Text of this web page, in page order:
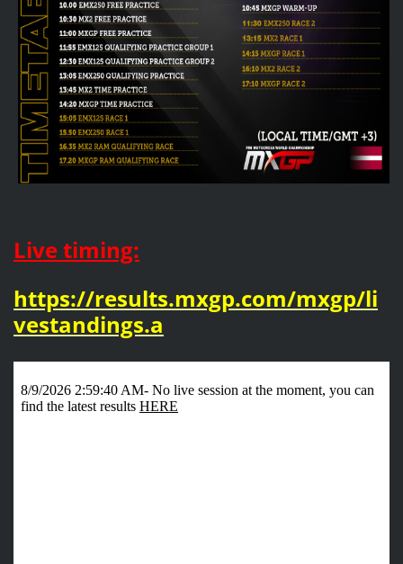
Live timing:
https://results.mxgp.com/mxgp/li
vestandings.a